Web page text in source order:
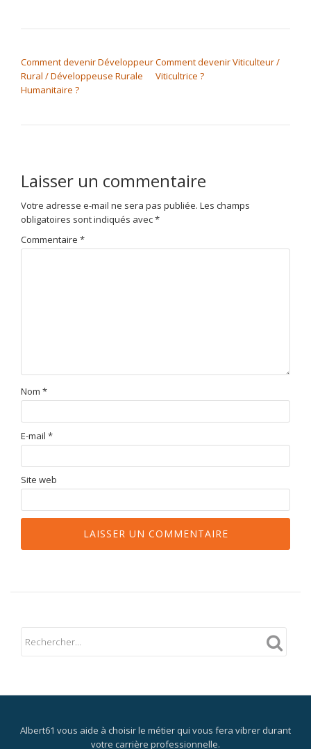
Comment devenir Développeur
Rural / Développeuse Rurale
Humanitaire ?
Comment devenir Viticulteur /
Viticultrice ?
Laisser un commentaire
Votre adresse e-mail ne sera pas publiée. Les champs
obligatoires sont indiqués avec*
Commentaire *
Nom *
E-mail *
Site web
Albert61 vous aide à choisir le métier qui vous fera vibrer durant
votre carrière professionnelle.